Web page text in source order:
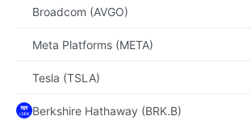
Broadcom (AVGO)
Meta Platforms (META)
Tesla (TSLA)
Berkshire Hathaway (BRK.B)